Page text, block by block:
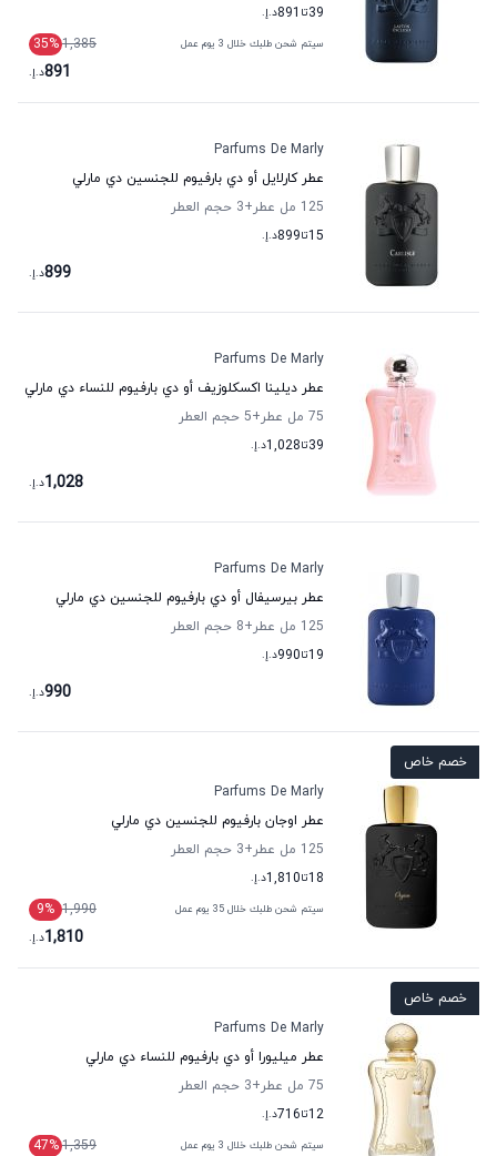
39تا 891د.إ.
سيتم شحن طلبك خلال 3 يوم عمل 1,385
35%
891د.إ.
Parfums De Marly
عطر كارلايل أو دي بارفيوم للجنسين دي مارلي
125 مل عطر
+3
حجم العطر
15تا899د.إ.
899د.إ.
Parfums De Marly
عطر ديلينا اكسكلوزيف أو دي بارفيوم للنساء دي مارلي
75 مل عطر
+5
حجم العطر
39تا1,028د.إ.
1,028د.إ.
Parfums De Marly
عطر بيرسيفال أو دي بارفيوم للجنسين دي مارلي
125 مل عطر
+8
حجم العطر
19تا990د.إ.
990د.إ.
خصم خاص
Parfums De Marly
عطر اوجان بارفيوم للجنسين دي مارلي
125 مل عطر
+3
حجم العطر
18تا1,810د.إ.
سيتم شحن طلبك خلال 35 يوم عمل 1,990
9%
1,810د.إ.
خصم خاص
Parfums De Marly
عطر ميليورا أو دي بارفيوم للنساء دي مارلي
75 مل عطر
+3
حجم العطر
12تا716د.إ.
سيتم شحن طلبك خلال 3 يوم عمل 1,359
47%